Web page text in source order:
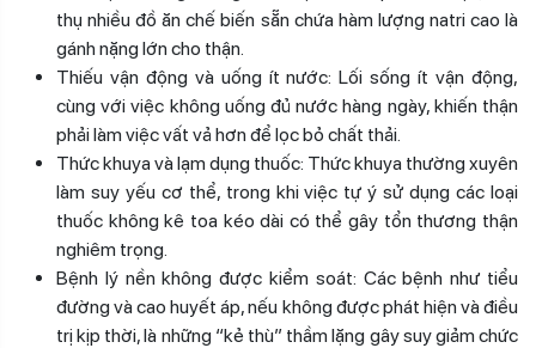
thụ nhiều đồ ăn chế biến sẵn chứa hàm lượng natri cao là
gánh nặng lớn cho thận.
Thiếu vận động và uống ít nước: Lối sống ít vận động,
cùng với việc không uống đủ nước hàng ngày, khiến thận
phải làm việc vất vả hơn để lọc bỏ chất thải.
Thức khuya và lạm dụng thuốc: Thức khuya thường xuyên
làm suy yếu cơ thể, trong khi việc tự ý sử dụng các loại
thuốc không kê toa kéo dài có thể gây tổn thương thận
nghiêm trọng.
Bệnh lý nền không được kiểm soát: Các bệnh như tiểu
đường và cao huyết áp, nếu không được phát hiện và điều
trị kịp thời, là những “kẻ thù” thầm lặng gây suy giảm chức